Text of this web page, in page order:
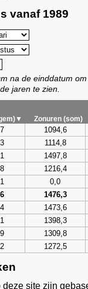
vanaf 1989
na de einddatum
jaren te zien.
Zonuren (som)
1094,6
1114,8
1497,8
1216,4
0,0
1476,3
1473,6
1398,3
1309,8
1272,5
deze site zijn